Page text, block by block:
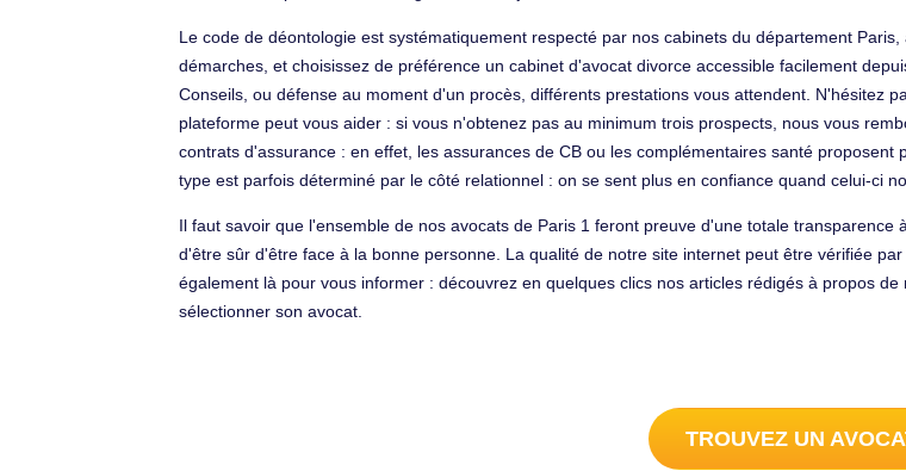
Le code de déontologie est systématiquement respecté par nos cabinets du département
démarches, et choisissez de préférence un cabinet d'avocat divorce accessible facilement
Conseils, ou défense au moment d'un procès, différents prestations vous attendent. N'hésitez
plateforme peut vous aider : si vous n'obtenez pas au minimum trois prospects, nous vous
contrats d'assurance : en effet, les assurances de CB ou les complémentaires santé
type est parfois déterminé par le côté relationnel : on se sent plus en confiance quand celui-ci
Il faut savoir que l'ensemble de nos avocats de Paris 1 feront preuve d'une totale
d'être sûr d'être face à la bonne personne. La qualité de notre site internet peut être vérifiée
également là pour vous informer : découvrez en quelques clics nos articles rédigés à propos
sélectionner son avocat.
TROUVEZ UN